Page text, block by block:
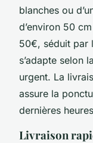
blanches ou
d’environ 50
50€, séduit par
s’adapte selon
urgent. La
assure la
dernières
Livraison